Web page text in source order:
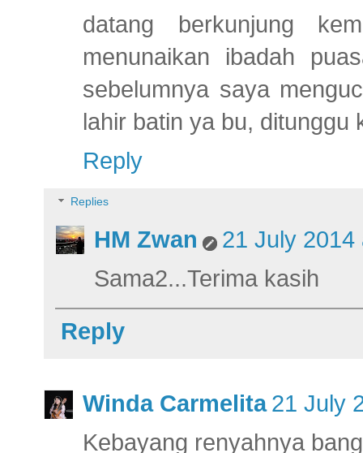
datang berkunjung
menunaikan ibadah
sebelumnya saya
lahir batin ya bu,
Reply
Replies
HM Zwan
21 July 2014
Sama2...Terima kasih
Reply
Winda Carmelita 21 July
Kebayang renyahnya